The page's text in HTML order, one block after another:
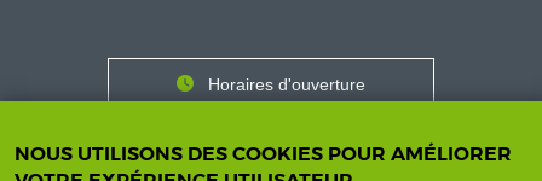
Contact
Horaires
Horaires d'ouverture
Nous contacter
NOUS UTILISONS DES COOKIES POUR AMÉLIORER